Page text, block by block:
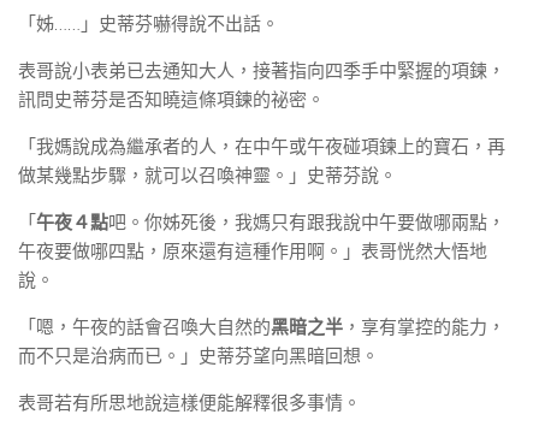
「姊……」史蒂芬嚇得說不出話。
表哥說小表弟已去通知大人，接著指向四季手中緊握的項鍊，
訊問史蒂芬是否知曉這條項鍊的祕密。
「我媽說成為繼承者的人，在中午或午夜碰項鍊上的寶石，再
做某幾點步驟，就可以召喚神靈。」史蒂芬說。
「 午夜４點吧。你姊死後，我媽只有跟我說中午要做哪兩點，
午夜要做哪四點，原來還有這種作用啊。」表哥恍然大悟地
說。
「嗯，午夜的話會召喚大自然的黑暗之半 ，享有掌控的能力，
而不只是治病而已。」史蒂芬望向黑暗回想。
表哥若有所思地說這樣便能解釋很多事情。